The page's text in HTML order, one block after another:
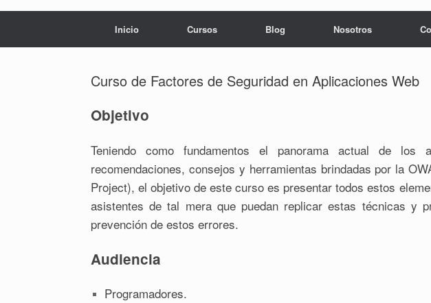
Inicio Cursos Blog Nosotros
Curso de Factores de Seguridad en Aplicaciones Web
Objetivo
Teniendo como fundamentos el panorama actual de los
recomendaciones, consejos y herramientas brindadas por la
Project), el objetivo de este curso es presentar todos estos
asistentes de tal mera que puedan replicar estas técnicas y
prevención de estos errores.
Audiencia
Programadores.